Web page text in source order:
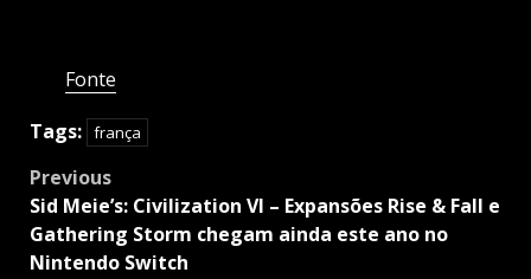
Fonte
Tags: frança
Post
navigation
Previous
Sid Meie’s: Civilization VI – Expansões Rise & Fall e
Gathering Storm chegam ainda este ano no
Nintendo Switch